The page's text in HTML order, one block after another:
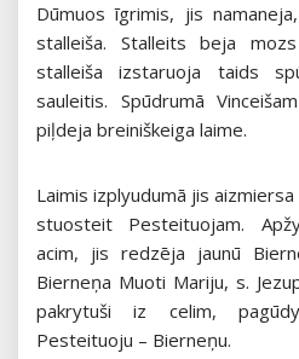
Dūmuos īgrimis, jis
stalleiša. Stalleits beja
stalleiša izstaruoja taids
sauleitis. Spūdrumā
piļdeja breiniškeiga laime.
Laimis izplyudumā jis
stuosteit Pesteituojam.
acim, jis redzēja jaunū
Bierneņa Muoti Mariju, s.
pakrytuši iz celim,
Pesteituoju – Bierneņu.